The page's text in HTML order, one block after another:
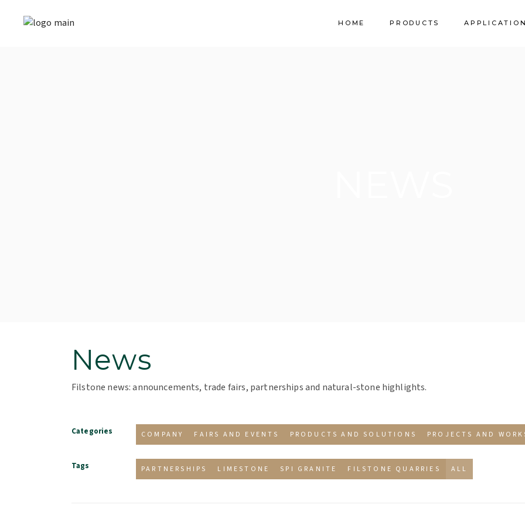
HOME PRODUCTS
News
Filstone news: announcements, trade fairs, partnerships and natural-stone highlights.
Categories COMPANY FAIRS AND EVENTS PRODUCTS AND SOLUTIONS PROJECTS AND
Tags PARTNERSHIPS LIMESTONE SPI GRANITE FILSTONE QUARRIES ALL